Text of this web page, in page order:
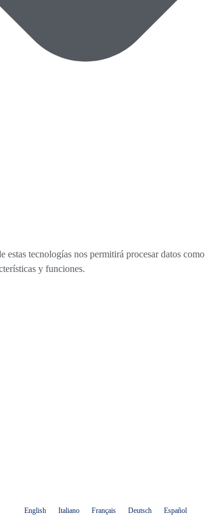
tecnologías nos permitirá procesar datos como
y funciones.
English Italiano Français Deutsch Español